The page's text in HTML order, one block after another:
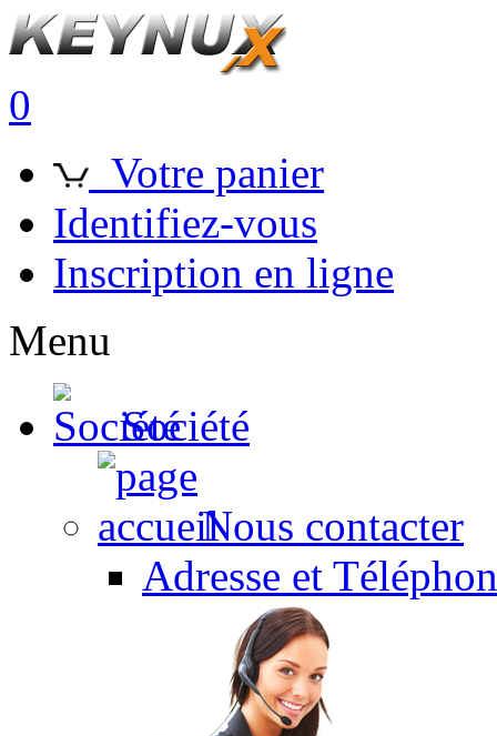
0
Votre panier
Identifiez-vous
Inscription en ligne
Menu
Société
Nous contacter
Adresse et